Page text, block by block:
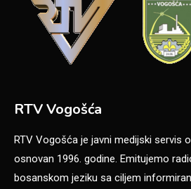
RTV Vogošća
RTV Vogošća je javni medijski servis
osnovan 1996. godine. Emitujemo
bosanskom jeziku sa ciljem